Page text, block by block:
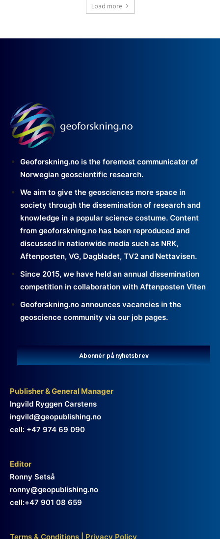
Load more
Geoforskning.no is the foremost communicator of
Norwegian geoscientific research.
We aim to give the geosciences more space in
society through the dissemination of research and
knowledge in a popular science costume. Content
from geoforskning.no has been reproduced and
discussed in nationwide media such as NRK,
Aftenposten, VG, Dagbladet, TV2 and Nettavisen.
Since 2015, we have held an annual dissemination
competition in collaboration with Aftenposten Viten
Geoforskning.no announces vacancies in the
geoscience community via our job pages.
Abonnér på nyhetsbrev
Publisher & General Manager
Ingvild Ryggen Carstens
ingvild@geopublishing.no
cell: +47 974 69 090
Editor
Ronny Setså
ronny@geopublishing.no
cell:+47 901 08 659
Terms & Conditions Privacy Policy